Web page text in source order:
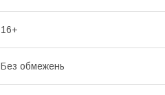
16+
Без обмежень